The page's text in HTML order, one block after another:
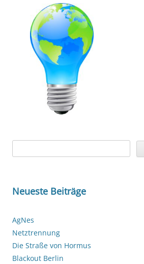
nach:
Neueste Beiträge
AgNes
Netztrennung
Die Straße von Hormus
Blackout Berlin